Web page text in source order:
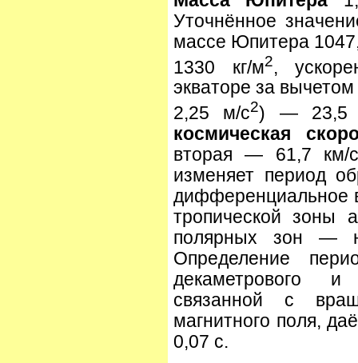
Уточнённое
массе Юпитера
1330 кг/м2,
экваторе за
2,25 м/с2) — 23,5
космическая
вторая — 61,7 км/
изменяет период
дифференциальное
тропической
полярных зон —
Определение
декаметрового и
связанной с
магнитного поля,
0,07 с.